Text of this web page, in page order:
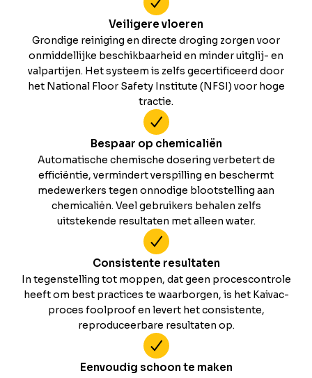
Veiligere vloeren
Grondige reiniging en directe droging zorgen voor
onmiddellijke beschikbaarheid en minder uitglij- en
valpartijen. Het systeem is zelfs gecertificeerd door
het National Floor Safety Institute (NFSI) voor hoge
tractie.
Bespaar op chemicaliën
Automatische chemische dosering verbetert de
efficiëntie, vermindert verspilling en beschermt
medewerkers tegen onnodige blootstelling aan
chemicaliën. Veel gebruikers behalen zelfs
uitstekende resultaten met alleen water.
Consistente resultaten
In tegenstelling tot moppen, dat geen procescontrole
heeft om best practices te waarborgen, is het Kaivac-
proces foolproof en levert het consistente,
reproduceerbare resultaten op.
Eenvoudig schoon te maken